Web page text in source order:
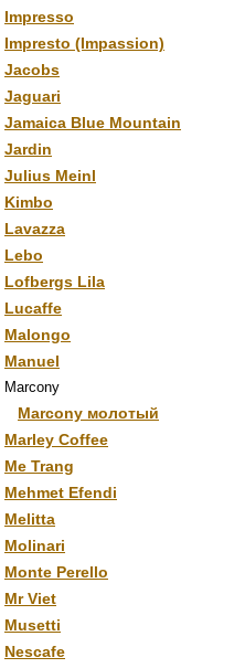
Impresso
Impresto (Impassion)
Jacobs
Jaguari
Jamaica Blue Mountain
Jardin
Julius Meinl
Kimbo
Lavazza
Lebo
Lofbergs Lila
Lucaffe
Malongo
Manuel
Marcony
Marcony молотый
Marley Coffee
Me Trang
Mehmet Efendi
Melitta
Molinari
Monte Perello
Mr Viet
Musetti
Nescafe